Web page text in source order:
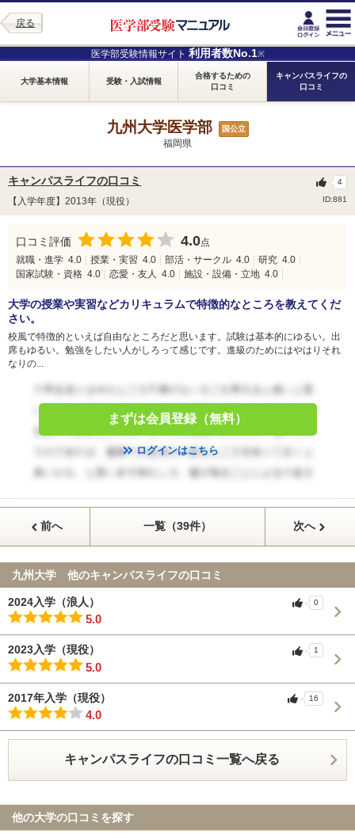
戻る
医学部受験情報サイト 利用者数No.1※
大学基本情報 受験・入試情報
合格するための
口コミ
キャンパスライフの
口コミ
九州大学医学部 国公立
福岡県
キャンパスライフの口コミ
【入学年度】2013年（現役） ID:881
4
口コミ評価 4.0点
就職・進学 4.0 授業・実習 4.0 部活・サークル 4.0 研究 4.0
国家試験・資格 4.0 恋愛・友人 4.0 施設・設備・立地 4.0
大学の授業や実習などカリキュラムで特徴的なところを教えてくだ
さい。
校風で特徴的といえば自由なところだと思います。試験は基本的にゆるい。出
席もゆるい。勉強をしたい人がしろって感じです。進級のためにはやはりそれ
なりの...
まずは会員登録（無料）
ログインはこちら
前へ 一覧（39件） 次へ
九州大学 他のキャンパスライフの口コミ
2024入学（浪人）
5.0
0
2023入学（現役）
5.0
1
2017年入学（現役）
4.0
16
キャンパスライフの口コミ一覧へ戻る
他の大学の口コミを探す